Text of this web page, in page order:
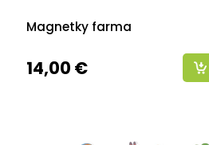
Magnetky farma
14,00 €